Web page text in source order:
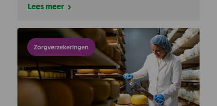
Lees meer
Zorgverzekeringen